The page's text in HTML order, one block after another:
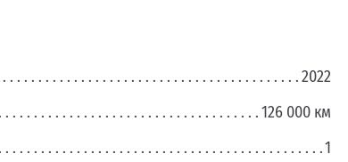
2022
126 000 км
1